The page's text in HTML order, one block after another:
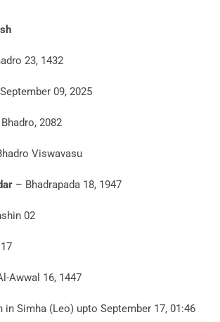
23, 1432
09, 2025
2082
Viswavasu
– Bhadrapada 18, 1947
02
Awwal 16, 1447
in Simha (Leo) upto September 17, 01:46